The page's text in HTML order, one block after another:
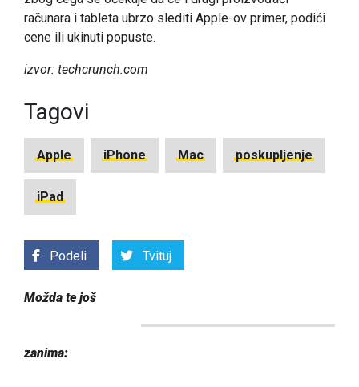
računara i tableta ubrzo slediti Apple-ov primer, podići
cene ili ukinuti popuste.
izvor: techcrunch.com
Tagovi
Apple iPhone Mac poskupljenje
iPad
Podeli Tvituj
Možda te još
zanima: